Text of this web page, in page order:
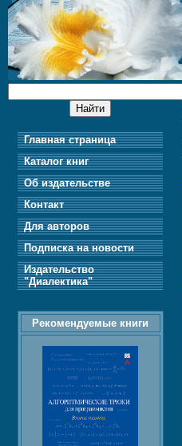
Главная страница
Каталог книг
Об издательстве
Контакт
Для авторов
Подписка на новости
Издательство
"Диалектика"
Рекомендуемые книги